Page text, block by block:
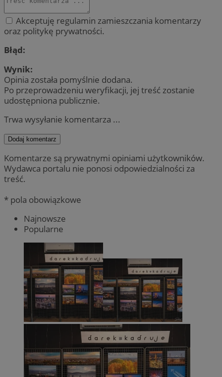
Akceptuję regulamin zamieszczania komentarzy
oraz politykę prywatności.
Błąd:
Wynik:
Opinia została pomyślnie dodana.
Po przeprowadzeniu weryfikacji, jej treść zostanie
udostępniona publicznie.
Trwa wysyłanie komentarza ...
Dodaj komentarz
Komentarze są prywatnymi opiniami użytkowników.
Wydawca portalu nie ponosi odpowiedzialności za
treść.
* pola obowiązkowe
Najnowsze
Popularne